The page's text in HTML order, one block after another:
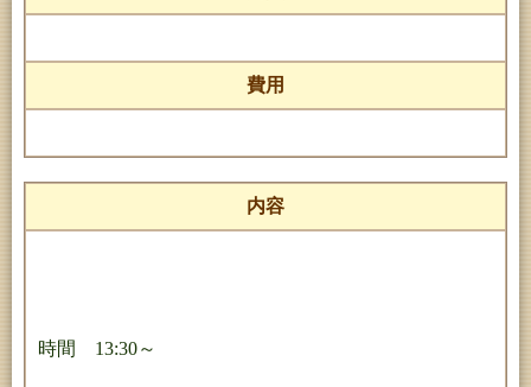
費用
内容
時間 13:30～